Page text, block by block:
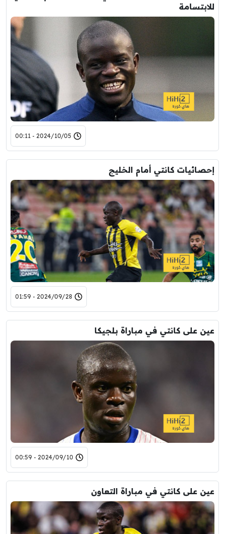
للابتسامة
2024/10/05 - 00:11
إحصائيات كانتي أمام الخليج
2024/09/28 - 01:59
عين على كانتي في مباراة بلجيكا
2024/09/10 - 00:59
عين على كانتي في مباراة التعاون